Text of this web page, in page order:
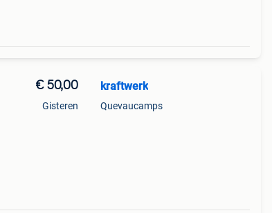
€ 50,00
Gisteren
kraftwerk
Quevaucamps